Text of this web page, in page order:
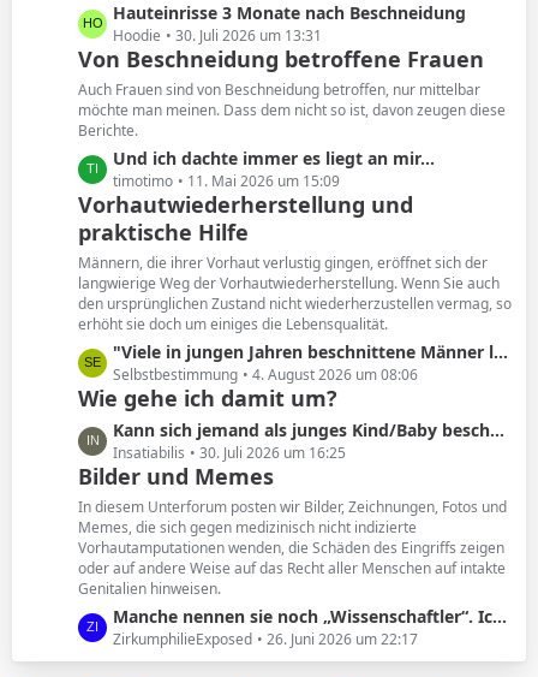
L
e
t
z
t
e
B
e
i
t
r
ä
g
e
Hauteinrisse 3 Monate nach Beschneidung
Hoodie 30. Juli 2026 um 13:31
Von Beschneidung betroffene Frauen
Auch Frauen sind von Beschneidung betroffen, nur mittelbar
möchte man meinen. Dass dem nicht so ist, davon zeugen diese
Berichte.
L
e
t
z
t
e
B
e
i
t
r
ä
g
e
Und ich dachte immer es liegt an mir...
timotimo 11. Mai 2026 um 15:09
Vorhautwiederherstellung und
praktische Hilfe
Männern, die ihrer Vorhaut verlustig gingen, eröffnet sich der
langwierige Weg der Vorhautwiederherstellung. Wenn Sie auch
den ursprünglichen Zustand nicht wiederherzustellen vermag, so
erhöht sie doch um einiges die Lebensqualität.
L
e
t
z
t
e
B
e
i
t
r
ä
g
e
"Viele in jungen Jahren beschnittene Männer leiden unter den Folgen. Und wollen ihre Vorhaut zurück. "
Selbstbestimmung 4. August 2026 um 08:06
Wie gehe ich damit um?
L
e
t
z
t
e
B
e
i
t
Kann sich jemand als junges Kind/Baby beschnittener noch an seine Vorhaut erinnern?
Insatiabilis 30. Juli 2026 um 16:25
Bilder und Memes
In diesem Unterforum posten wir Bilder, Zeichnungen, Fotos und
Memes, die sich gegen medizinisch nicht indizierte
Vorhautamputationen wenden, die Schäden des Eingriffs zeigen
oder auf andere Weise auf das Recht aller Menschen auf intakte
Genitalien hinweisen.
L
e
t
Manche nennen sie noch „Wissenschaftler“. Ich nenne sie geldgesteuerte Marionetten.
ZirkumphilieExposed 26. Juni 2026 um 22:17